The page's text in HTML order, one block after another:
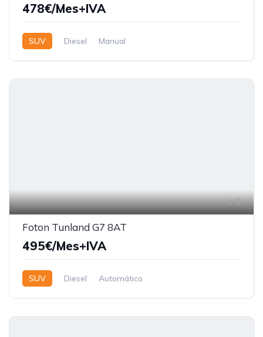
478€/Mes+IVA
SUV Diesel Manual
5
Foton Tunland G7 8AT
495€/Mes+IVA
SUV Diesel Automático